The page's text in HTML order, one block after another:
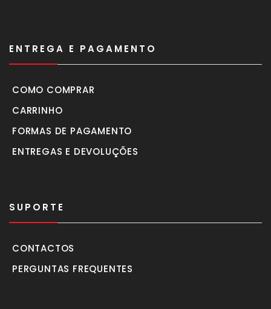
ENTREGA E PAGAMENTO
COMO COMPRAR
CARRINHO
FORMAS DE PAGAMENTO
ENTREGAS E DEVOLUÇÕES
SUPORTE
CONTACTOS
PERGUNTAS FREQUENTES